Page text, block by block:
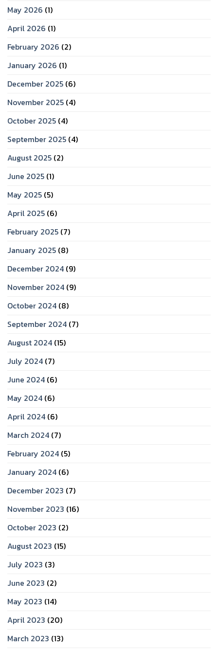
May 2026 (1)
April 2026 (1)
February 2026 (2)
January 2026 (1)
December 2025 (6)
November 2025 (4)
October 2025 (4)
September 2025 (4)
August 2025 (2)
June 2025 (1)
May 2025 (5)
April 2025 (6)
February 2025 (7)
January 2025 (8)
December 2024 (9)
November 2024 (9)
October 2024 (8)
September 2024 (7)
August 2024 (15)
July 2024 (7)
June 2024 (6)
May 2024 (6)
April 2024 (6)
March 2024 (7)
February 2024 (5)
January 2024 (6)
December 2023 (7)
November 2023 (16)
October 2023 (2)
August 2023 (15)
July 2023 (3)
June 2023 (2)
May 2023 (14)
April 2023 (20)
March 2023 (13)